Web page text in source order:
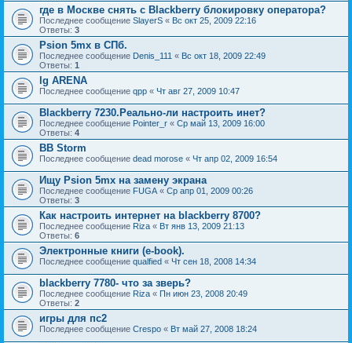
где в Москве снять с Blackberry блокировку оператора?
Последнее сообщение SlayerS « Вс окт 25, 2009 22:16
Ответы: 3
Psion 5mx в СПб.
Последнее сообщение Denis_111 « Вс окт 18, 2009 22:49
Ответы: 1
lg ARENA
Последнее сообщение qpp « Чт авг 27, 2009 10:47
Blackberry 7230.Реально-ли настроить инет?
Последнее сообщение Pointer_r « Ср май 13, 2009 16:00
Ответы: 4
BB Storm
Последнее сообщение dead morose « Чт апр 02, 2009 16:54
Ищу Psion 5mx на замену экрана
Последнее сообщение FUGA « Ср апр 01, 2009 00:26
Ответы: 3
Как настроить интернет на blackberry 8700?
Последнее сообщение Riza « Вт янв 13, 2009 21:13
Ответы: 6
Электронные книги (e-book).
Последнее сообщение qualfied « Чт сен 18, 2008 14:34
blackberry 7780- что за зверь?
Последнее сообщение Riza « Пн июн 23, 2008 20:49
Ответы: 2
игры для пс2
Последнее сообщение Crespo « Вт май 27, 2008 18:24